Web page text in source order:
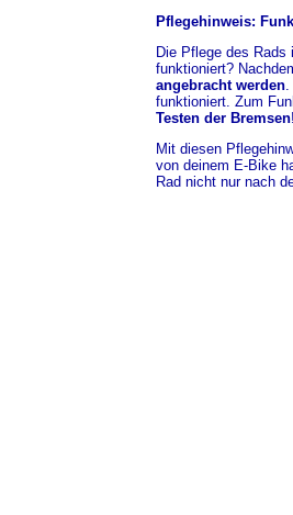
Pflegehinweis:
Die Pflege des
funktioniert?
angebracht werden.
funktioniert. Zum
Testen der Bremsen
Mit diesen
von deinem E-Bike
Rad nicht nur nach